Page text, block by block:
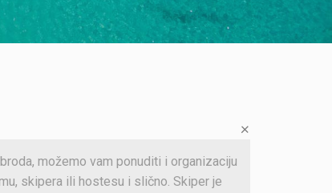
možemo vam ponuditi i organizaciju
skipera ili hostesu i slično. Skiper je